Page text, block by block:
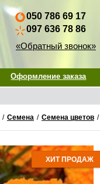
050 786 69 17
097 636 78 86
«Обратный звонок»
Оформление заказа
/ Семена / Семена цветов /
ХИТ ПРОДАЖ